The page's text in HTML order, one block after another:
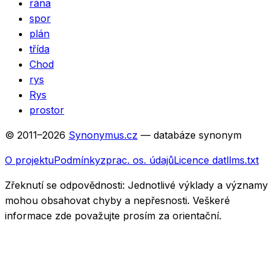
rána
spor
plán
třída
Chod
rys
Rys
prostor
© 2011–2026 Synonymus.cz — databáze synonym
O projektuPodmínkyzprac. os. údajůLicence datllms.txt
Zřeknutí se odpovědnosti: Jednotlivé výklady a významy
mohou obsahovat chyby a nepřesnosti. Veškeré
informace zde považujte prosím za orientační.